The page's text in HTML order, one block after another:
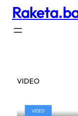
Skip
content
VIDEO
VIDEO